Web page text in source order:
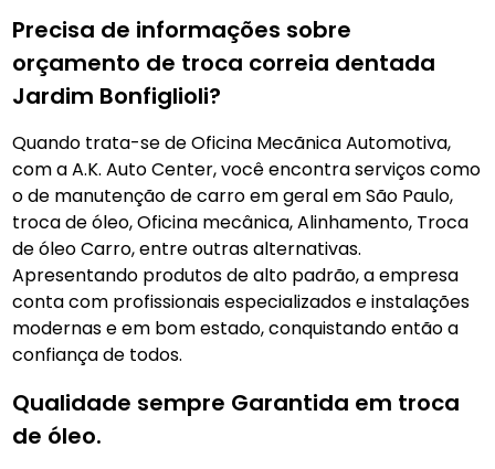
Precisa de informações sobre
orçamento de troca correia dentada
Jardim Bonfiglioli?
Quando trata-se de Oficina Mecãnica Automotiva,
com a A.K. Auto Center, você encontra serviços como
o de manutenção de carro em geral em São Paulo,
troca de óleo, Oficina mecânica, Alinhamento, Troca
de óleo Carro, entre outras alternativas.
Apresentando produtos de alto padrão, a empresa
conta com profissionais especializados e instalações
modernas e em bom estado, conquistando então a
confiança de todos.
Qualidade sempre Garantida em troca
de óleo.